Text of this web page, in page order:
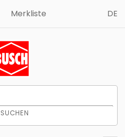
Merkliste DE
SUCHEN